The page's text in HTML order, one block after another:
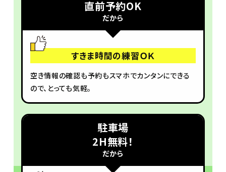
直前予約OK
だから
すきま時間の練習ＯＫ
空き情報の確認も予約もスマホでカンタンにできる
ので、とっても気軽。
駐車場
2H無料！
だから